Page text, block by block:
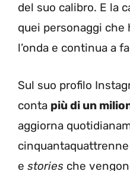
del suo calibro. E la
quei personaggi che
l’onda e continua a
Sul suo profilo
conta più di un
aggiorna
e stories che